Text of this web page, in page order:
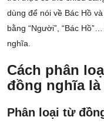
dùng để nói về Bác Hồ
bằng “Người”, “Bác
nghĩa.
Cách phân
đồng nghĩa là
Phân loại từ